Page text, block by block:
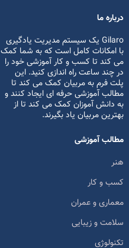
درباره ما
Gilaro یک سیستم مدیریت یادگیری
با امکانات کامل است که به شما کمک
می کند تا کسب و کار آموزشی خود را
در چند ساعت راه اندازی کنید. این
پلت فرم به مربیان کمک می کند تا
مطالب آموزشی حرفه ای ایجاد کنند و
به دانش آموزان کمک می کند تا از
بهترین مربیان یاد بگیرند.
مطالب آموزشی
هنر
کسب و کار
معماری و عمران
سلامت و زیبایی
تکنولوژی